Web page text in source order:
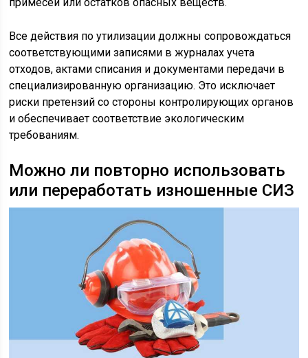
примесей или остатков опасных веществ.
Все действия по утилизации должны сопровождаться
соответствующими записями в журналах учета
отходов, актами списания и документами передачи в
специализированную организацию. Это исключает
риски претензий со стороны контролирующих органов
и обеспечивает соответствие экологическим
требованиям.
Можно ли повторно использовать
или переработать изношенные СИЗ